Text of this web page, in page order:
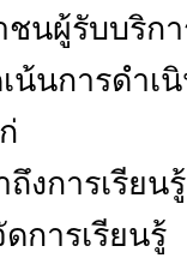
นผู้รับบริก
นการดำเ
งการเรีย
การเรียนรู้